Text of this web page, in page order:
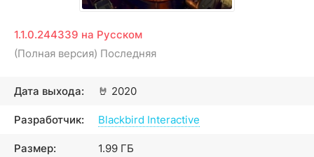
1.1.0.244339 на Русском
(Полная версия) Последняя
🤘
Дата выхода: 2020
Разработчик: Blackbird Interactive
Размер: 1.99 ГБ